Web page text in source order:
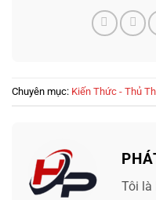
Chuyên mục: Kiến Thức - Thủ
Tôi là